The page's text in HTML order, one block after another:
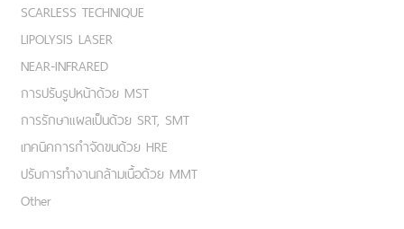
SCARLESS TECHNIQUE
LIPOLYSIS LASER
NEAR-INFRARED
การปรับรูปหน้าด้วย MST
การรักษาแผลเป็นด้วย SRT, SMT
เทคนิคการกำจัดขนด้วย HRE
ปรับการทำงานกล้ามเนื้อด้วย MMT
Other